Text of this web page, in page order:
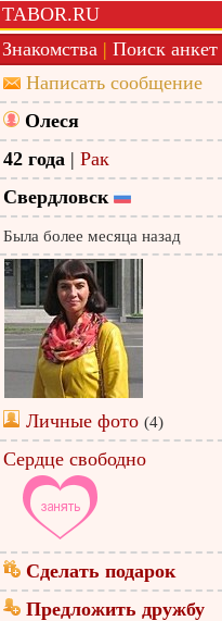
TABOR.RU
Знакомства | Поиск анкет
Написать сообщение
Олеся
42 года | Рак
Свердловск
Была более месяца назад
Личные фото (4)
Сердце свободно
Сделать подарок
Предложить дружбу